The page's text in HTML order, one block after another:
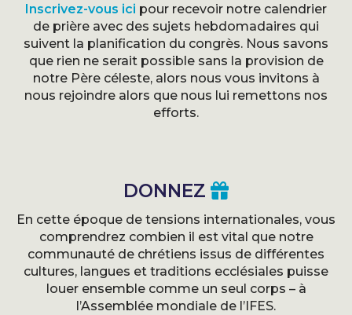
Inscrivez-vous ici pour recevoir notre calendrier
de prière avec des sujets hebdomadaires qui
suivent la planification du congrès. Nous savons
que rien ne serait possible sans la provision de
notre Père céleste, alors nous vous invitons à
nous rejoindre alors que nous lui remettons nos
efforts.
DONNEZ
En cette époque de tensions internationales, vous
comprendrez combien il est vital que notre
communauté de chrétiens issus de différentes
cultures, langues et traditions ecclésiales puisse
louer ensemble comme un seul corps – à
l’Assemblée mondiale de l’IFES.